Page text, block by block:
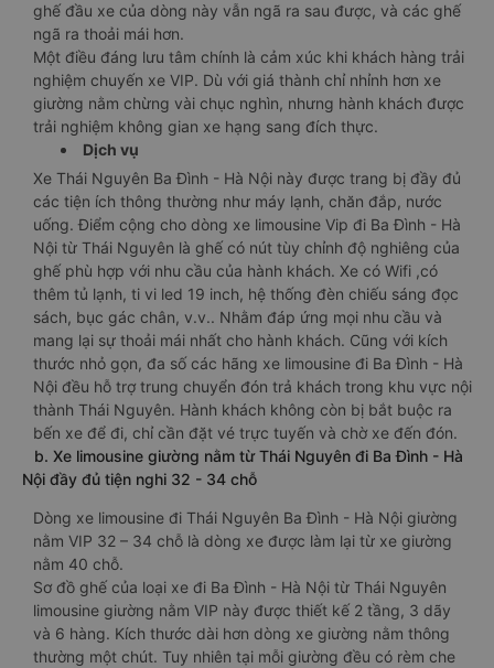
ghế đầu xe của dòng này vẫn ngã ra sau được, và các ghế
ngã ra thoải mái hơn.
Một điều đáng lưu tâm chính là cảm xúc khi khách hàng trải
nghiệm chuyến xe VIP. Dù với giá thành chỉ nhỉnh hơn xe
giường nằm chừng vài chục nghìn, nhưng hành khách được
trải nghiệm không gian xe hạng sang đích thực.
Dịch vụ
Xe Thái Nguyên Ba Đình - Hà Nội này được trang bị đầy đủ
các tiện ích thông thường như máy lạnh, chăn đắp, nước
uống. Điểm cộng cho dòng xe limousine Vip đi Ba Đình - Hà
Nội từ Thái Nguyên là ghế có nút tùy chỉnh độ nghiêng của
ghế phù hợp với nhu cầu của hành khách. Xe có Wifi ,có
thêm tủ lạnh, ti vi led 19 inch, hệ thống đèn chiếu sáng đọc
sách, bục gác chân, v.v.. Nhằm đáp ứng mọi nhu cầu và
mang lại sự thoải mái nhất cho hành khách. Cũng với kích
thước nhỏ gọn, đa số các hãng xe limousine đi Ba Đình - Hà
Nội đều hỗ trợ trung chuyển đón trả khách trong khu vực nội
thành Thái Nguyên. Hành khách không còn bị bắt buộc ra
bến xe để đi, chỉ cần đặt vé trực tuyến và chờ xe đến đón.
b. Xe limousine giường nằm từ Thái Nguyên đi Ba Đình - Hà
Nội đầy đủ tiện nghi 32 - 34 chỗ
Dòng xe limousine đi Thái Nguyên Ba Đình - Hà Nội giường
nằm VIP 32 – 34 chỗ là dòng xe được làm lại từ xe giường
nằm 40 chỗ.
Sơ đồ ghế của loại xe đi Ba Đình - Hà Nội từ Thái Nguyên
limousine giường nằm VIP này được thiết kế 2 tầng, 3 dãy
và 6 hàng. Kích thước dài hơn dòng xe giường nằm thông
thường một chút. Tuy nhiên tại mỗi giường đều có rèm che